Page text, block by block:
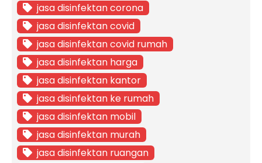
jasa disinfektan corona
jasa disinfektan covid
jasa disinfektan covid rumah
jasa disinfektan harga
jasa disinfektan kantor
jasa disinfektan ke rumah
jasa disinfektan mobil
jasa disinfektan murah
jasa disinfektan ruangan